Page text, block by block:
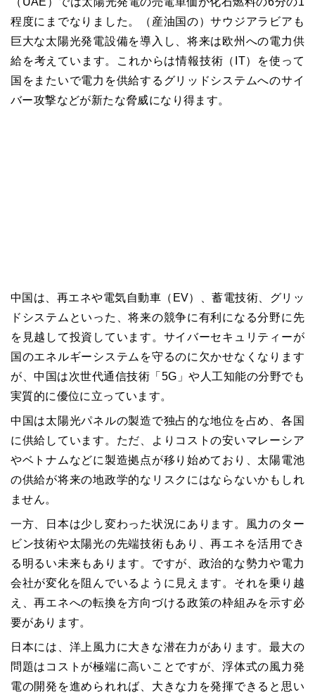
程度にまでなりました。（産油国の）サウジアラビアも
巨大な太陽光発電設備を導入し、将来は欧州への電力供
給を考えています。これからは情報技術（IT）を使って
国をまたいで電力を供給するグリッドシステムへのサイ
バー攻撃などが新たな脅威になり得ます。
中国は、再エネや電気自動車（EV）、蓄電技術、グリッ
ドシステムといった、将来の競争に有利になる分野に先
を見越して投資しています。サイバーセキュリティーが
国のエネルギーシステムを守るのに欠かせなくなります
が、中国は次世代通信技術「5G」や人工知能の分野でも
実質的に優位に立っています。
中国は太陽光パネルの製造で独占的な地位を占め、各国
に供給しています。ただ、よりコストの安いマレーシア
やベトナムなどに製造拠点が移り始めており、太陽電池
の供給が将来の地政学的なリスクにはならないかもしれ
ません。
一方、日本は少し変わった状況にあります。風力のター
ビン技術や太陽光の先端技術もあり、再エネを活用でき
る明るい未来もあります。ですが、政治的な勢力や電力
会社が変化を阻んでいるように見えます。それを乗り越
え、再エネへの転換を方向づける政策の枠組みを示す必
要があります。
日本には、洋上風力に大きな潜在力があります。最大の
問題はコストが極端に高いことですが、浮体式の風力発
電の開発を進められれば、大きな力を発揮できると思い